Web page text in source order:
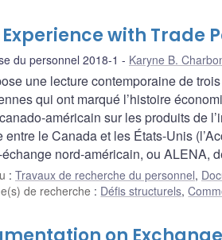
with Trade
du personnel 2018-1 Karyne B.
une lecture contemporaine de
qui ont marqué l’histoire
américain sur les produits de
le Canada et les États-Unis
échange nord-américain, ou ALENA,
: Travaux de recherche du personnel,
de recherche : Défis structurels,